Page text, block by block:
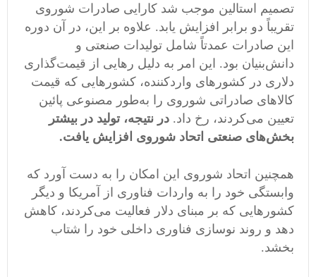
تصمیم استالین موجب شد کارایی صادرات شوروی
تقریباً دو برابر افزایش یابد. علاوه بر این، در آن دوره
این صادرات عمدتاً شامل تولیدات صنعتی و
دانش‌بنیان بود. این امر به دلیل رهایی از قیمت‌گذاری
دلاری در کشورهای واردکننده، کشورهایی که قیمت
کالاهای صادراتی شوروی را به‌طور مصنوعی پائین
تعیین می‌کردند، رخ داد. در نتیجه، تولید در بیشتر
بخش‌های صنعتی اتحاد شوروی افزایش یافت.
همچنین اتحاد شوروی این امکان را به دست آورد که
وابستگی خود را به واردات فناوری از آمریکا و دیگر
کشورهایی که بر مبنای دلار فعالیت می‌کردند، کاهش
دهد و روند نوسازی فناوری داخلی خود را شتاب
بخشد.